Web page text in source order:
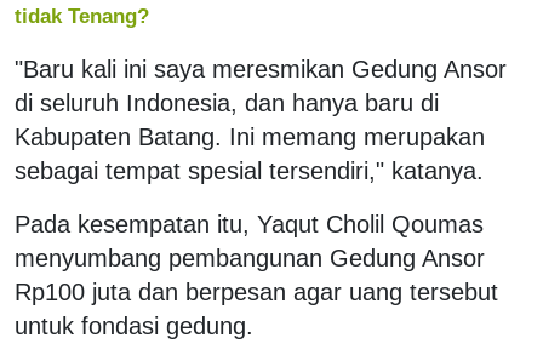
tidak Tenang?
"Baru kali ini saya meresmikan Gedung Ansor
di seluruh Indonesia, dan hanya baru di
Kabupaten Batang. Ini memang merupakan
sebagai tempat spesial tersendiri," katanya.
Pada kesempatan itu, Yaqut Cholil Qoumas
menyumbang pembangunan Gedung Ansor
Rp100 juta dan berpesan agar uang tersebut
untuk fondasi gedung.